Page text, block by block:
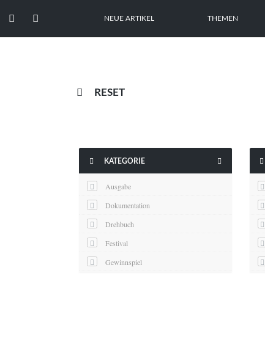
  NEUE ARTIKEL THEMEN
 RESET
 KATEGORIE 
Ausgabe
Dokumentation
Drehbuch
Festival
Gewinnspiel
